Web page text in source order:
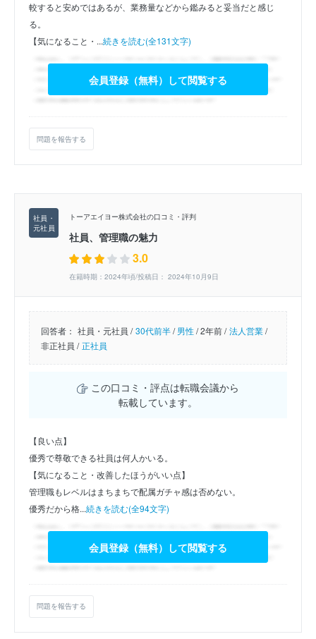
較すると安めではあるが、業務量などから鑑みると妥当だと感じ
る。
【気になること・...続きを読む(全131文字)
会員登録（無料）して閲覧する
問題を報告する
トーアエイヨー株式会社の口コミ・評判
社員、管理職の魅力
3.0
在籍時期：2024年頃/投稿日： 2024年10月9日
回答者： 社員・元社員 / 30代前半/男性/2年前 / 法人営業/
非正社員 / 正社員
この口コミ・評点は転職会議から
転載しています。
【良い点】
優秀で尊敬できる社員は何人かいる。
【気になること・改善したほうがいい点】
管理職もレベルはまちまちで配属ガチャ感は否めない。
優秀だから格...続きを読む(全94文字)
会員登録（無料）して閲覧する
問題を報告する